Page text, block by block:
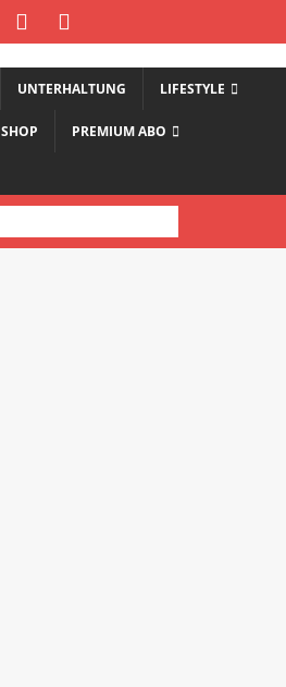
UNTERHALTUNG LIFESTYLE
SHOP PREMIUM ABO